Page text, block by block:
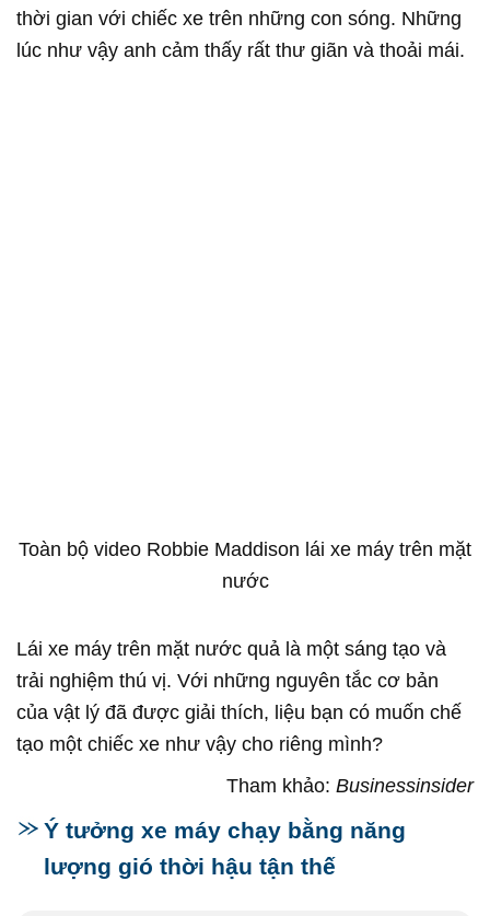
thời gian với chiếc xe trên những con sóng. Những
lúc như vậy anh cảm thấy rất thư giãn và thoải mái.
Toàn bộ video Robbie Maddison lái xe máy trên mặt
nước
Lái xe máy trên mặt nước quả là một sáng tạo và
trải nghiệm thú vị. Với những nguyên tắc cơ bản
của vật lý đã được giải thích, liệu bạn có muốn chế
tạo một chiếc xe như vậy cho riêng mình?
Tham khảo: Businessinsider
Ý tưởng xe máy chạy bằng năng
lượng gió thời hậu tận thế